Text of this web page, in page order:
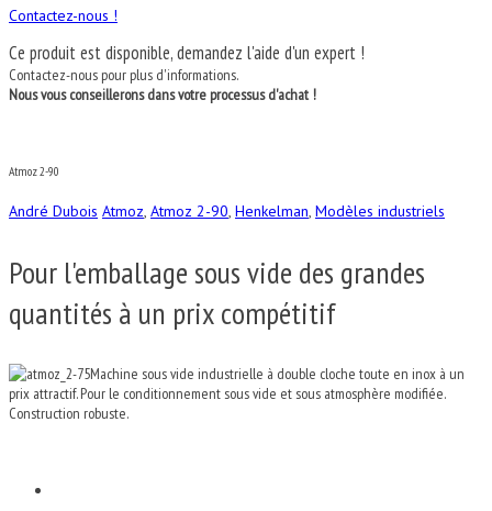
Contactez-nous !
Ce produit est disponible, demandez l'aide d'un expert !
Contactez-nous pour plus d'informations.
Nous vous conseillerons dans votre processus d'achat !
Atmoz 2-90
André Dubois Atmoz, Atmoz 2-90, Henkelman, Modèles industriels
Pour l'emballage sous vide des grandes
quantités à un prix compétitif
Machine sous vide industrielle à double cloche toute en inox à un
prix attractif. Pour le conditionnement sous vide et sous atmosphère modifiée.
Construction robuste.